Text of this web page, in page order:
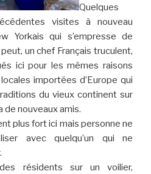
Quelques
visites à nouveau
Yorkais qui s’empresse de
peut, un chef Français truculent,
ici pour les mêmes raisons
importées d’Europe qui
du vieux continent sur
de nouveaux amis.
plus fort ici mais personne ne
avec quelqu’un qui ne
résidents sur un voilier,